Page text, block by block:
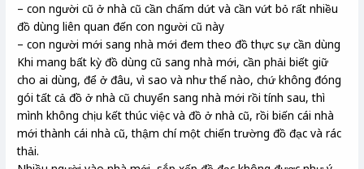
– con người cũ ở nhà cũ cần chấm dứt và cần vứt bỏ rất nhiều
đồ dùng liên quan đến con người cũ này
– con người mới sang nhà mới đem theo đồ thực sự cần dùng
Khi mang bất kỳ đồ dùng cũ sang nhà mới, cần phải biết giữ
cho ai dùng, để ở đâu, vì sao và như thế nào, chứ không đóng
gói tất cả đồ ở nhà cũ chuyển sang nhà mới rồi tính sau, thì
mình không chịu kết thúc việc và đồ ở nhà cũ, rồi biến cái nhà
mới thành cái nhà cũ, thậm chí một chiến trường đồ đạc và rác
thải.